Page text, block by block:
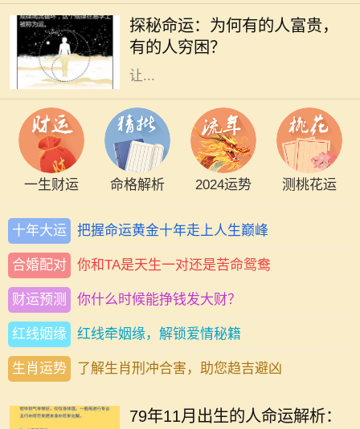
探秘命运：为何有的人富贵，
有的人穷困？
会对命运感到好奇，尤其是为什么有
的人生来就富贵，而有的人却常常要
为温饱烦恼。这种命运的差异，往往
让...
一生财运 命格解析 2024运势 测桃花运
十年大运 把握命运黄金十年走上人生巅峰
合婚配对 你和TA是天生一对还是苦命鸳鸯
财运预测 你什么时候能挣钱发大财？
红线姻缘 红线牵姻缘，解锁爱情秘籍
生肖运势 了解生肖刑冲合害，助您趋吉避凶
79年11月出生的人命运解析：
1979年11月出生的人，承载着特定
如同一条流淌的河流，既有波澜壮阔